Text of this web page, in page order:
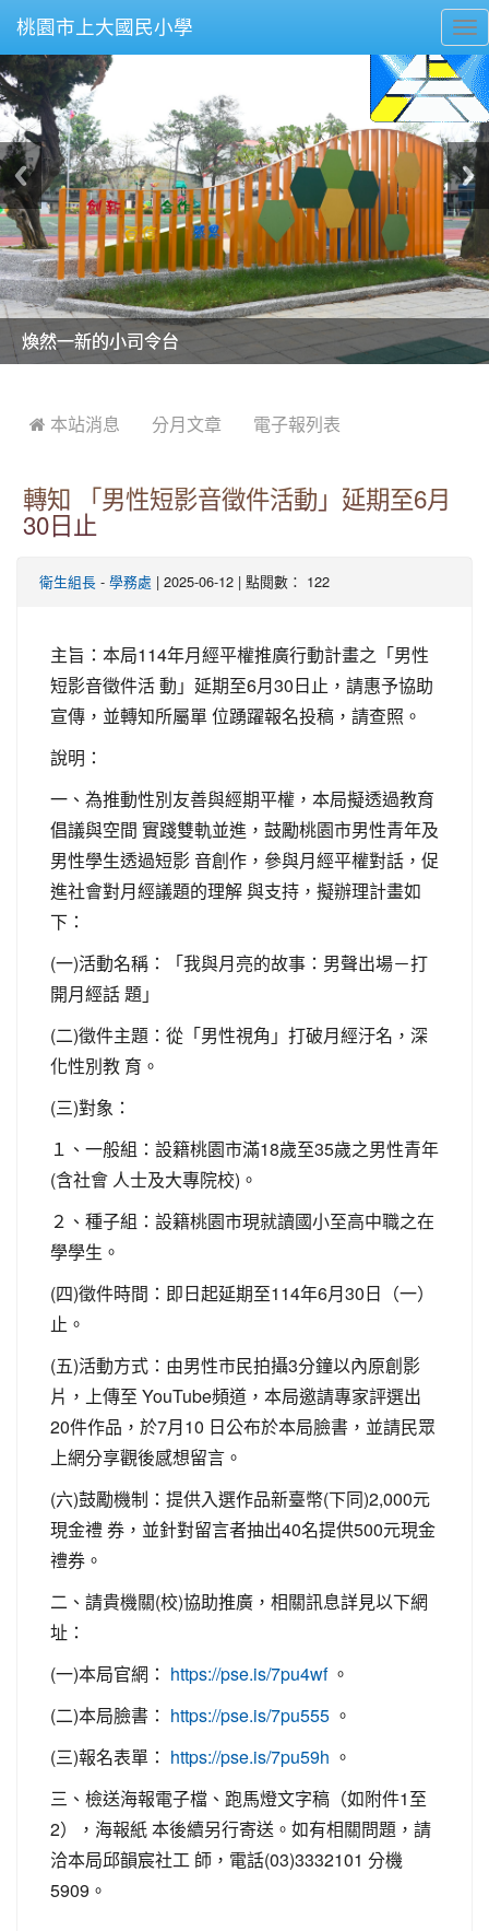
桃園市上大國民小學
美麗的操場是我們活力的來源
美麗的操場是我們活力的來源
煥然一新的小司令台
煥然一新的小司令台
富含桃園埤塘田園風光意象的中廊
富含桃園埤塘田園風光意象的中廊
嶄新的中庭廣場
嶄新的中庭廣場
水生池生生不息
水生池生生不息
 本站消息 分月文章 電子報列表
轉知 「男性短影音徵件活動」延期至6月
30日止
衛生組長 - 學務處 | 2025-06-12 | 點閱數： 122
主旨：本局114年月經平權推廣行動計畫之「男性
短影音徵件活 動」延期至6月30日止，請惠予協助
宣傳，並轉知所屬單 位踴躍報名投稿，請查照。
說明：
一、為推動性別友善與經期平權，本局擬透過教育
倡議與空間 實踐雙軌並進，鼓勵桃園市男性青年及
男性學生透過短影 音創作，參與月經平權對話，促
進社會對月經議題的理解 與支持，擬辦理計畫如
下：
(一)活動名稱：「我與月亮的故事：男聲出場－打
開月經話 題」
(二)徵件主題：從「男性視角」打破月經汙名，深
化性別教 育。
(三)對象：
１、一般組：設籍桃園市滿18歲至35歲之男性青年
(含社會 人士及大專院校)。
２、種子組：設籍桃園市現就讀國小至高中職之在
學學生。
(四)徵件時間：即日起延期至114年6月30日（一）
止。
(五)活動方式：由男性市民拍攝3分鐘以內原創影
片，上傳至 YouTube頻道，本局邀請專家評選出
20件作品，於7月10 日公布於本局臉書，並請民眾
上網分享觀後感想留言。
(六)鼓勵機制：提供入選作品新臺幣(下同)2,000元
現金禮 券，並針對留言者抽出40名提供500元現金
禮券。
二、請貴機關(校)協助推廣，相關訊息詳見以下網
址：
(一)本局官網：
https://pse.is/7pu4wf。
(二)本局臉書：
https://pse.is/7pu555 。
(三)報名表單：
https://pse.is/7pu59h
。
三、檢送海報電子檔、跑馬燈文字稿（如附件1至
2），海報紙 本後續另行寄送。如有相關問題，請
洽本局邱韻宸社工 師，電話(03)3332101 分機
5909。